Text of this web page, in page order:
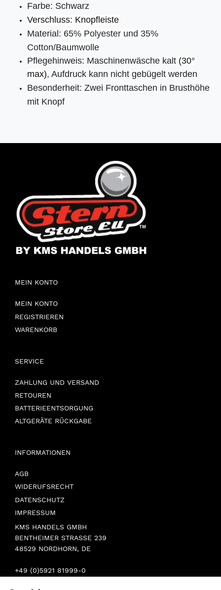
Farbe: Schwarz
Verschluss: Knopfleiste
Material: 65% Polyester und 35%
Cotton/Baumwolle
Pflegehinweis: Maschinenwäsche kalt (30°
max), Aufdruck kann nicht gebügelt werden
Besonderheit: Zwei Fronttaschen in Brusthöhe
mit Knopf
MEIN KONTO
MEIN KONTO
REGISTRIEREN
WARENKORB
SERVICE
ZAHLUNG UND VERSAND
RETOUREN
BATTERIEENTSORGUNG
ALTGERÄTE RÜCKGABE
INFORMATIONEN
AGB
WIDERUFSRECHT
DATENSCHUTZ
IMPRESSUM
KMS HANDELS GMBH
BENTHEIMER STRASSE 239
48529 NORDHORN, DE
+49 (0)5921 81999-0